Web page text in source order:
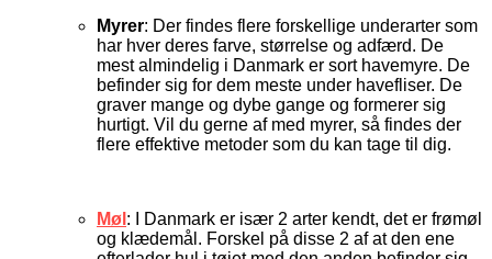
Myrer: Der findes flere forskellige underarter som
har hver deres farve, størrelse og adfærd. De
mest almindelig i Danmark er sort havemyre. De
befinder sig for dem meste under havefliser. De
graver mange og dybe gange og formerer sig
hurtigt. Vil du gerne af med myrer, så findes der
flere effektive metoder som du kan tage til dig.
Møl : I Danmark er især 2 arter kendt, det er frømøl
og klædemål. Forskel på disse 2 af at den ene